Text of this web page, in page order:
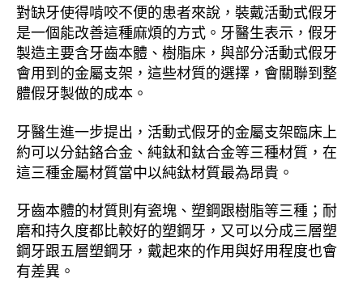
對缺牙使得啃咬不便的患者來說，裝戴活動式假牙
是一個能改善這種麻煩的方式。牙醫生表示，假牙
製造主要含牙齒本體、樹脂床，與部分活動式假牙
會用到的金屬支架，這些材質的選擇，會關聯到整
體假牙製做的成本。
牙醫生進一步提出，活動式假牙的金屬支架臨床上
約可以分鈷鉻合金、純鈦和鈦合金等三種材質，在
這三種金屬材質當中以純鈦材質最為昂貴。
牙齒本體的材質則有瓷塊、塑鋼跟樹脂等三種；耐
磨和持久度都比較好的塑鋼牙，又可以分成三層塑
鋼牙跟五層塑鋼牙，戴起來的作用與好用程度也會
有差異。